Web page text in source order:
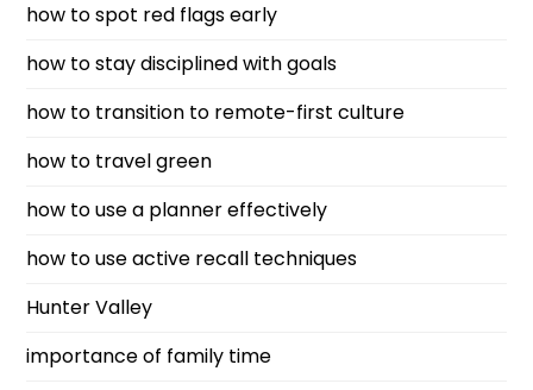
how to spot red flags early
how to stay disciplined with goals
how to transition to remote-first culture
how to travel green
how to use a planner effectively
how to use active recall techniques
Hunter Valley
importance of family time